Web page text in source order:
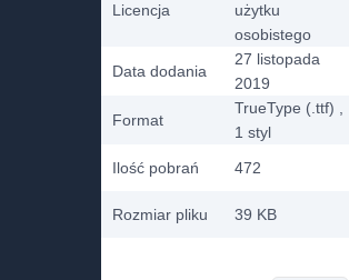
Licencja
użytku
osobistego
Data dodania
27 listopada
2019
Format
TrueType (.ttf)
1 styl
Ilość pobrań
472
Rozmiar pliku 39 KB